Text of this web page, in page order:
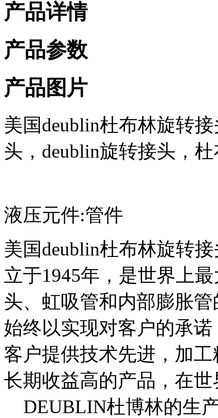
产品详情
产品参数
产品图片
美国deublin杜布林旋转
头，deublin旋转接头，
液压元件:管件
美国deublin杜布林旋转
立于1945年，是世界上
头、虹吸管和内部膨胀
始终以实现对客户的承
客户提供技术先进，加
长期收益高的产品，在
DEUBLIN杜博林的生